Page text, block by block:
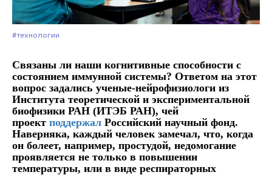
#Технологии
Связаны ли наши когнитивные способности с
состоянием иммунной системы? Ответом на этот
вопрос задались ученые-нейрофизиологи из
Института теоретической и экспериментальной
биофизики РАН (ИТЭБ РАН), чей
проект поддержал Российский научный фонд.
Наверняка, каждый человек замечал, что, когда
он болеет, например, простудой, недомогание
проявляется не только в повышении
температуры, или в виде респираторных